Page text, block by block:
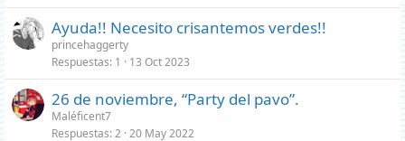
Ayuda!! Necesito crisantemos verdes!!
princehaggerty
Respuestas 1 13 Oct 2023
26 de noviembre, “Party del pavo”.
Maléficent7
Respuestas 2 20 May 2022